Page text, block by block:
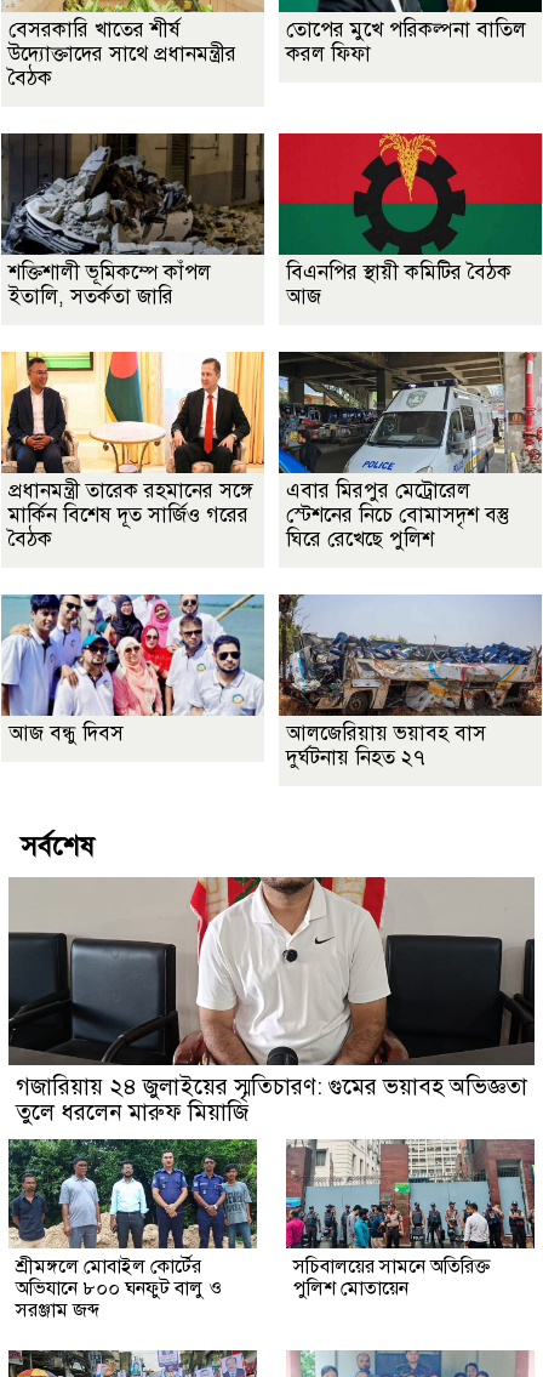
বেসরকারি খাতের শীর্ষ
উদ্যোক্তাদের সাথে প্রধানমন্ত্রীর
বৈঠক
তোপের মুখে পরিকল্পনা বাতিল
করল ফিফা
শক্তিশালী ভূমিকম্পে কাঁপল
ইতালি, সতর্কতা জারি
বিএনপির স্থায়ী কমিটির বৈঠক
আজ
প্রধানমন্ত্রী তারেক রহমানের সঙ্গে
মার্কিন বিশেষ দূত সার্জিও গরের
বৈঠক
এবার মিরপুর মেট্রোরেল
স্টেশনের নিচে বোমাসদৃশ বস্তু
ঘিরে রেখেছে পুলিশ
আজ বন্ধু দিবস
আলজেরিয়ায় ভয়াবহ বাস
দুর্ঘটনায় নিহত ২৭
সর্বশেষ
গজারিয়ায় ২৪ জুলাইয়ের স্মৃতিচারণ: গুমের ভয়াবহ অভিজ্ঞতা
তুলে ধরলেন মারুফ মিয়াজি
শ্রীমঙ্গলে মোবাইল কোর্টের
অভিযানে ৮০০ ঘনফুট বালু ও
সরঞ্জাম জব্দ
সচিবালয়ের সামনে অতিরিক্ত
পুলিশ মোতায়েন